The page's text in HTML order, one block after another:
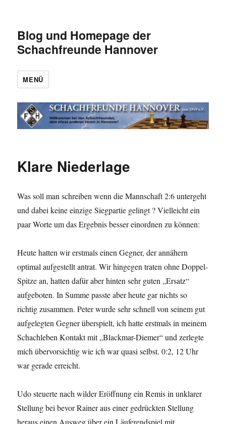
Blog und Homepage der
Schachfreunde Hannover
MENÜ
Klare Niederlage
Was soll man schreiben wenn die Mannschaft 2:6 untergeht
und dabei keine einzige Siegpartie gelingt ? Vielleicht ein
paar Worte um das Ergebnis besser einordnen zu können:
Heute hatten wir erstmals einen Gegner, der annähern
optimal aufgestellt antrat. Wir hingegen traten ohne Doppel-
Spitze an, hatten dafür aber hinten sehr guten „Ersatz“
aufgeboten. In Summe passte aber heute gar nichts so
richtig zusammen. Peter wurde sehr schnell von seinem gut
aufgelegten Gegner überspielt, ich hatte erstmals in meinem
Schachleben Kontakt mit „Blackmar-Diemer“ und zerlegte
mich übervorsichtig wie ich war quasi selbst. 0:2, 12 Uhr
war gerade erreicht.
Udo steuerte nach wilder Eröffnung ein Remis in unklarer
Stellung bei bevor Rainer aus einer gedrückten Stellung
heraus einen Ausweg über ein Läuferendspiel mit